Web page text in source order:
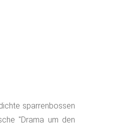
sparrenbossen
"Drama um den